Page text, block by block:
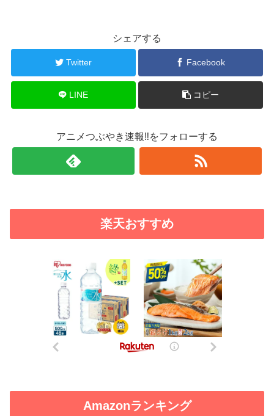
シェアする
Twitter Facebook
LINE コピー
アニメつぶやき速報‼をフォローする
楽天おすすめ
Amazonランキング